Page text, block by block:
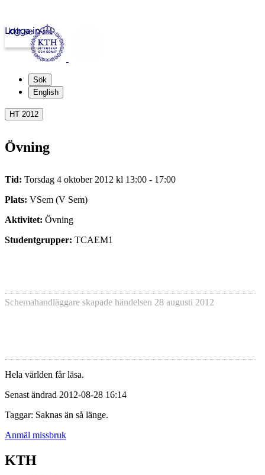
kth.se
Logga in
Sök
English
HT 2012
Övning
Tid: Torsdag 4 oktober 2012 kl 13:00 - 17:00
Plats: VSem (V Sem)
Aktivitet: Övning
Studentgrupper: TCAEM1
Schemahandläggare skapade händelsen 28 augusti 2012
Hela världen får läsa.
Senast ändrad 2012-08-28 16:14
Taggar: Saknas än så länge.
Anmäl missbruk
KTH